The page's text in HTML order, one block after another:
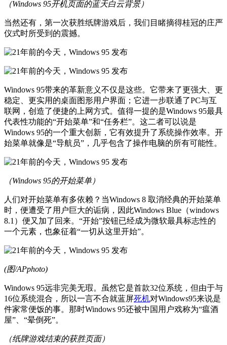
（Windows 95开机页面的蓝天白云背景）
当然还有，第一次获胜纸牌游戏后，我们目睹摘得桂冠的庄严
仪式时所受到的震撼。
Windows 95带来的革新意义不仅是这些。它带来了更强大、更
稳定、更实用的桌面图形用户界面；它进一步联通了PC与互
联网，创造了便捷的上网方式。值得一提的是Windows 95最具
代表性功能的“开始菜单”和“任务栏”。这二者可以说是
Windows 95的一个重大创新，它有效提升了系统操作效率。开
始菜单就像是“导航员”，几乎包含了操作电脑的所有可能性。
（Windows 95的开始菜单）
人们对开始菜单有多依赖？当Windows 8 取消经典的开始菜单
时，便遭受了用户巨大的诟病，因此Windows Blue（windows
8.1）便又加了回来。“开始”按钮已经成为微软最具标志性的
一个元素，也象征着“一切从这里开始”。
(图/APphoto)
Windows 95远非完美无瑕。虽然它是首款32位系统，但由于与
16位系统混合，所以一言不合就蓝屏死机对Windows95来说是
件家常便饭的事。那时Windows 95还被中国用户戏称为“瘟酒
屋”、“晕倒死”。
（纸牌游戏结束的获胜页面）